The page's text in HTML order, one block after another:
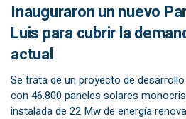
Inauguraron un nuevo
Luis para cubrir la
actual
Se trata de un proyecto de
con 46.800 paneles solares
instalada de 22 Mw de energía